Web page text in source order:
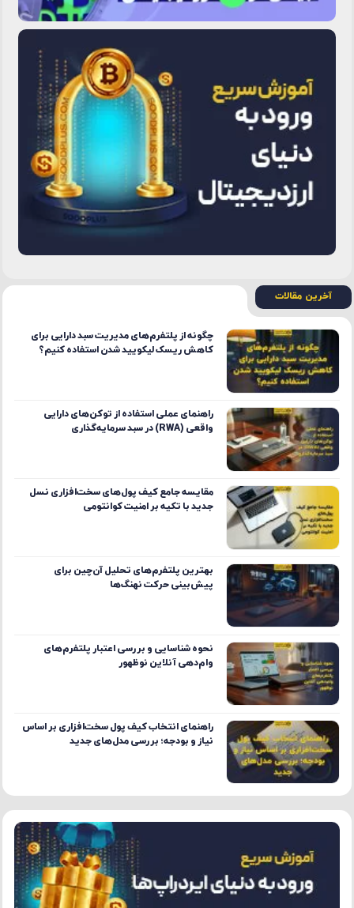
آخرین مقالات
چگونه از پلتفرم‌های مدیریت سبد دارایی برای
کاهش ریسک لیکویید شدن استفاده کنیم؟
راهنمای عملی استفاده از توکن‌های دارایی
واقعی (RWA) در سبد سرمایه‌گذاری
مقایسه جامع کیف پول‌های سخت‌افزاری نسل
جدید با تکیه بر امنیت کوانتومی
بهترین پلتفرم‌های تحلیل آن‌چین برای
پیش‌بینی حرکت نهنگ‌ها
نحوه شناسایی و بررسی اعتبار پلتفرم‌های
وام‌دهی آنلاین نوظهور
راهنمای انتخاب کیف پول سخت‌افزاری بر اساس
نیاز و بودجه؛ بررسی مدل‌های جدید